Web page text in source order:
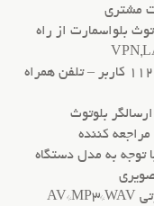
بلواسمارت از راه
قابلیت سرویس دهی همزمان به ( 7 تا 112 کاربر – تلفن همراه
بلوتوث
(GIF*JPG*PNG*BMP) فایل های صوتی AV*MP3*WAV